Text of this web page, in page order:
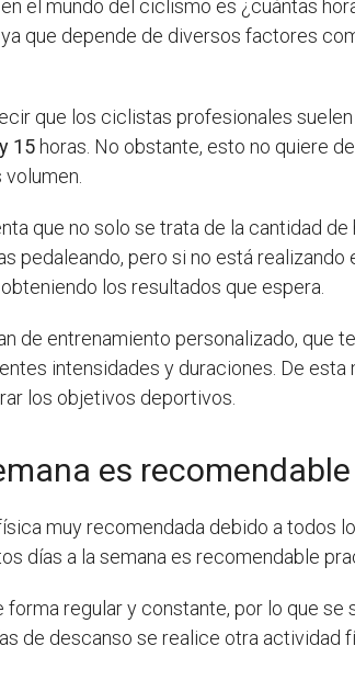
el mundo del ciclismo es ¿cuántas
que depende de diversos factores
que los ciclistas profesionales
15horas. No obstante, esto no quiere
que no solo se trata de la cantidad
pedaleando, pero si no está
los resultados que espera.
de entrenamiento personalizado, que
intensidades y duraciones. De
los objetivos deportivos.
es
muy recomendada debido a todos
días a la semana es recomendable
regular y constante, por lo que se
de descanso se realice otra actividad